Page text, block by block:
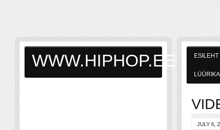
ESILEHT
LÜÜRIKA
JULY 6,
WWW.HIPHOP.EE